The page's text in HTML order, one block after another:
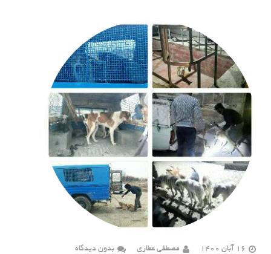
16 آبان 1400 مصطفی عطاری بدون دیدگاه